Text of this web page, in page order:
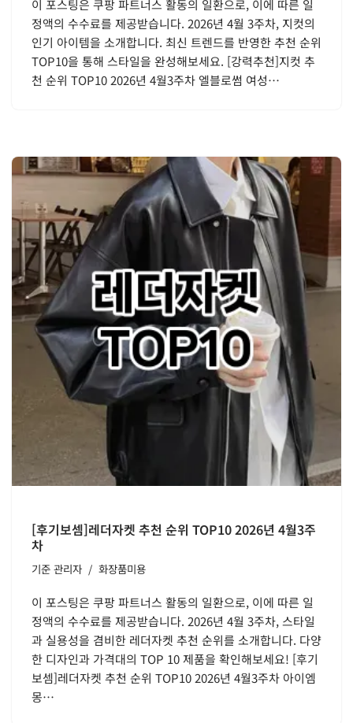
이 포스팅은 쿠팡 파트너스 활동의 일환으로, 이에 따른 일
정액의 수수료를 제공받습니다. 2026년 4월 3주차, 지컷의
인기 아이템을 소개합니다. 최신 트렌드를 반영한 추천 순위
TOP10을 통해 스타일을 완성해보세요. [강력추천]지컷 추
천 순위 TOP10 2026년 4월3주차 엘블로썸 여성…
[후기보셈]레더자켓 추천 순위 TOP10 2026년 4월3주
차
기준 관리자 화장품미용
이 포스팅은 쿠팡 파트너스 활동의 일환으로, 이에 따른 일
정액의 수수료를 제공받습니다. 2026년 4월 3주차, 스타일
과 실용성을 겸비한 레더자켓 추천 순위를 소개합니다. 다양
한 디자인과 가격대의 TOP 10 제품을 확인해보세요! [후기
보셈]레더자켓 추천 순위 TOP10 2026년 4월3주차 아이엠
몽…